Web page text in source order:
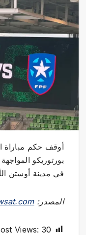
أوقف حكم مباراة
في مدينة أوستن
المصدر:
Views: 30